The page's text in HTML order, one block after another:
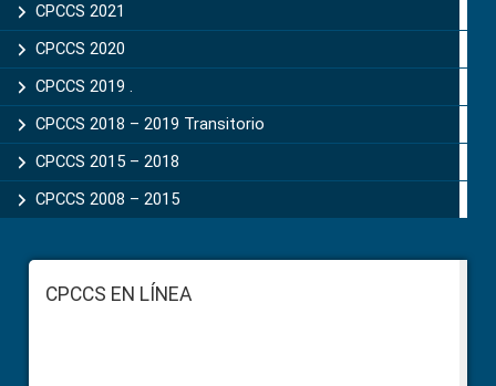
CPCCS 2021
CPCCS 2020
CPCCS 2019 .
CPCCS 2018 – 2019 Transitorio
CPCCS 2015 – 2018
CPCCS 2008 – 2015
FooterCPCCS EN LÍNEA